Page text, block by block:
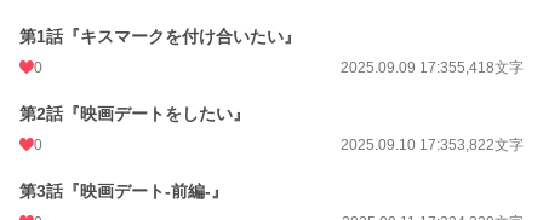
第1話『キスマークを付け合いたい』
0 2025.09.09 17:355,418文字
第2話『映画デートをしたい』
0 2025.09.10 17:353,822文字
第3話『映画デート-前編-』